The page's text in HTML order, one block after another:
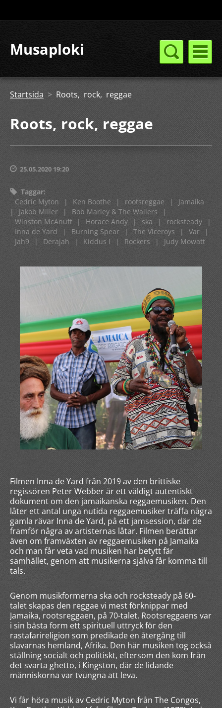
Musaploki
Startsida > Roots, rock, reggae
Roots, rock, reggae
25.05.2020 19:20
Taggar:
Cedric Myton
| Ken Boothe | rootsreggae |
Jamaika
|
Jakob Miller | Bob Marley & The Wailers
|
Winston McAnuff
| Horace Andy | ska | rocksteady
|
Inna de Yard
| Burning Spear | The Viceroys | Var
|
Jah9
| Derajah | Kiddus I | Rockers | Judy Mowatt
Filmen Inna de Yard från 2019 av den brittiske
regissören Peter Webber är ett väldigt autentiskt
dokument om den jamaikanska reggaemusiken. Den
låter ett antal unga nutida reggaemusiker träffa några
gamla rävar Inna de Yard, på ett jamsession, där de
framför några av artisternas låtar. Filmen berättar
även om framväxten av reggaemusiken på Jamaika
och man får veta vad musiken har betytt fär
samhället, genom att musikerna själva får komma till
tals.
Genom musikformerna ska och rocksteady på 60-
talet skapas den reggae vi mest förknippar med
Jamaika, rootsreggaen, på 70-talet. Rootsreggaens var
i sin bästa form ett spirituell uttryck för den
rastafarireligion som predikade en återgång till
slavarnas hemland, Afrika. Den här musiken tog också
ställning socialt och politiskt, eftersom den kom från
det svarta ghetto, i Kingston, där de lidande
människorna var tvungna att leva.
Vi får höra musik av Cedric Myton från The Congos,